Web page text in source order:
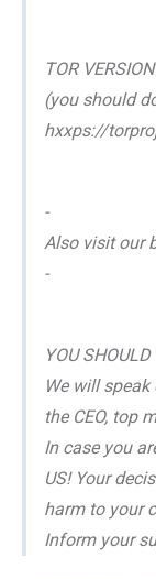
TOR
(you should
hxxps://
-
Also visit our
-
YOU SHOULD
We will
the CEO, top
In case you
US! Your
harm to your
Inform your